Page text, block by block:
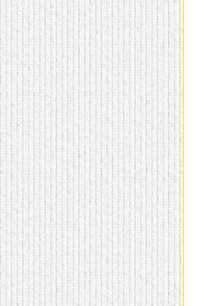
домашнем использовании.
Эта мебель имеет
некоторые преимущества
перед той же стенкой для
гостиной, к примеру,
поскольку она более
легкая и не загромождает
пространство. В спальне
этот предмет можно
поставить у изголовья
кровати, чтобы заполнить
пустующее там
место.
Также стеллажи
очень часто используют в
качестве разграничителей
комнаты, например, на
рабочую зону и
пространство для отдыха.
Особенно это актуально
для однокомнатных
квартир.